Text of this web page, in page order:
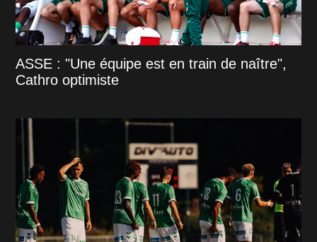
ASSE : "Une équipe est en train de naître",
Cathro optimiste